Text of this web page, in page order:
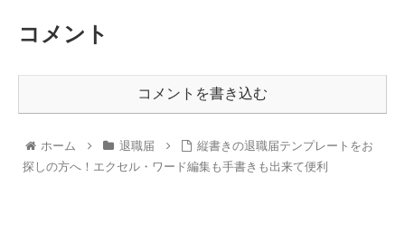
コメント
コメントを書き込む
ホーム 退職届
縦書きの退職届テンプレートをお
探しの方へ！エクセル・ワード編集も手書きも出来て便利